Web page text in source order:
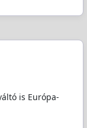
is Európa-